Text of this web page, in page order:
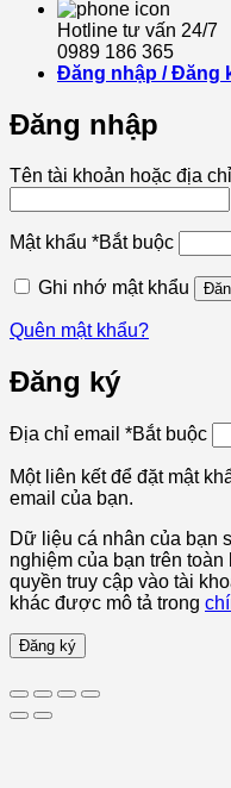
Hotline tư vấn 24/7
0989 186 365
Đăng nhập / Đăng
Đăng nhập
Tên tài khoản hoặc địa
Mật khẩu *Bắt buộc
Ghi nhớ mật khẩu
Quên mật khẩu?
Đăng ký
Địa chỉ email *Bắt buộc
Một liên kết để đặt mật
email của bạn.
Dữ liệu cá nhân của bạn
nghiệm của bạn trên
quyền truy cập vào tài
khác được mô tả trong
Đăng ký